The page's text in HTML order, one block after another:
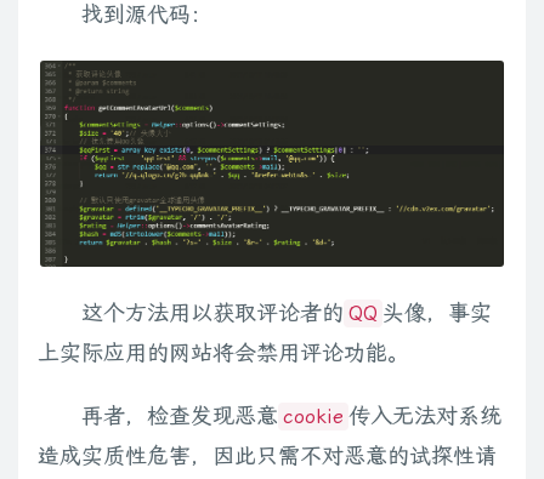
找到源代码：
这个方法用以获取评论者的 QQ 头像，事实
上实际应用的网站将会禁用评论功能。
再者，检查发现恶意 cookie 传入无法对系统
造成实质性危害，因此只需不对恶意的试探性请